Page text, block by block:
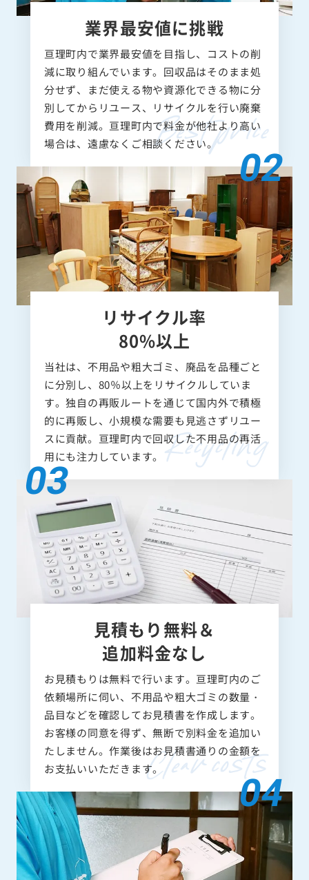
業界最安値に挑戦
亘理町内で業界最安値を目指し、コストの削
減に取り組んでいます。回収品はそのまま処
分せず、まだ使える物や資源化できる物に分
別してからリユース、リサイクルを行い廃棄
費用を削減。亘理町内で料金が他社より高い
場合は、遠慮なくご相談ください。
リサイクル率
80%以上
当社は、不用品や粗大ゴミ、廃品を品種ごと
に分別し、80％以上をリサイクルしていま
す。独自の再販ルートを通じて国内外で積極
的に再販し、小規模な需要も見逃さずリユー
スに貢献。亘理町内で回収した不用品の再活
用にも注力しています。
見積もり無料＆
追加料金なし
お見積もりは無料で行います。亘理町内のご
依頼場所に伺い、不用品や粗大ゴミの数量・
品目などを確認してお見積書を作成します。
お客様の同意を得ず、無断で別料金を追加い
たしません。作業後はお見積書通りの金額を
お支払いいただきます。